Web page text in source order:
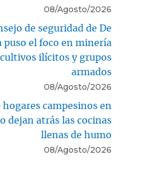
08/Agosto/2026
de seguridad de De
puso el foco en minería
ilícitos y grupos
armados
08/Agosto/2026
hogares campesinos en
dejan atrás las cocinas
llenas de humo
08/Agosto/2026